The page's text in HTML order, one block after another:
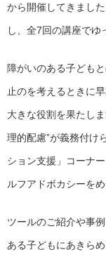
から開催してきまし
し、全7回の講座でゆ
障がいのある子ども
止のを考えるときに
大きな役割を果たし
理的配慮”が義務付け
ション支援」コーナ
ルフアドボカシーを
ツールのご紹介や事
ある子どもにあきら